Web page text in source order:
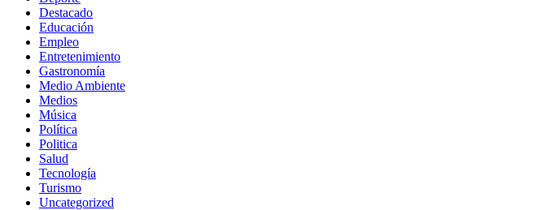
Destacado
Educación
Empleo
Entretenimiento
Gastronomía
Medio Ambiente
Medios
Música
Política
Politica
Salud
Tecnología
Turismo
Uncategorized